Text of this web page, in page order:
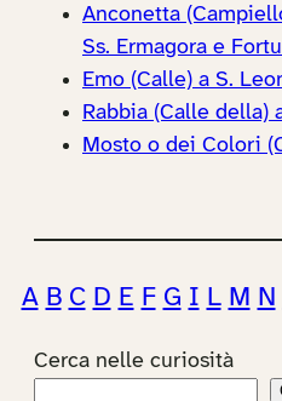
Anconetta
Ss. Ermagora e
Emo (Calle) a S.
Rabbia (Calle della)
Mosto o dei Colori
A B C D E F G I L M N
Cerca nelle curiosità